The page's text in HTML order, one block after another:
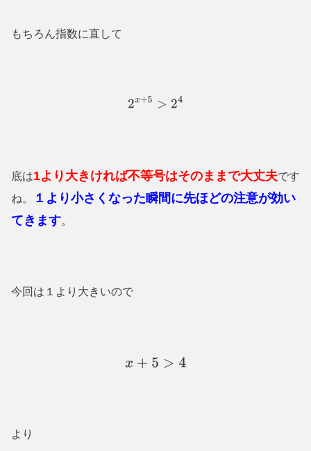
もちろん指数に直して
2 x + 5>2 4
底は1より大きければ不等号はそのままで大丈夫です
ね。
１より小さくなった瞬間に先ほどの注意が効い
てきます。
今回は１より大きいので
x+ 5 >4
より